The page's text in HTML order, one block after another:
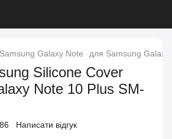
Galaxy Note для Samsung
Silicone Cover
Note 10 Plus SM-
Написати відгук